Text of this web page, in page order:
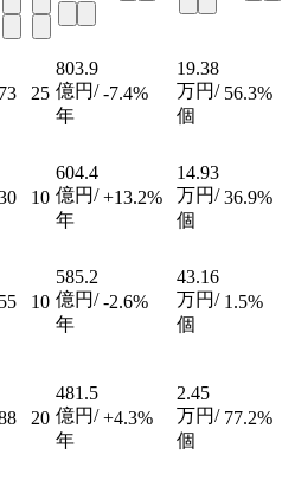
73 25
803.9
億円/
年
-7.4%
19.38
万円/
個
56.3%
10
604.4
億円/
年
+13.2%
14.93
万円/
個
36.9%
55 10
585.2
億円/
年
-2.6%
43.16
万円/
個
1.5%
20
481.5
億円/
年
+4.3%
2.45
万円/
個
77.2%